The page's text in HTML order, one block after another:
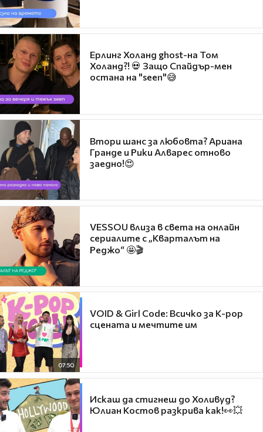
Ерлинг Холанд ghost-на Том
Холанд?! 💀 Защо Спайдър-мен
остана на "seen"😅
Втори шанс за любовта? Ариана
Гранде и Рики Алварес отново
заедно!😍
VESSOU влиза в света на онлайн
сериалите с „Кварталът на
Реджо“ 🤩🎬
07:50
VOID & Girl Code: Всичко за K-pop
сцената и мечтите им
Искаш да стигнеш до Холивуд?
Юлиан Костов разкрива как!👀💥